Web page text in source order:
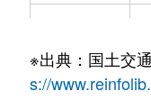
北６条東
※出典：国土交
s://